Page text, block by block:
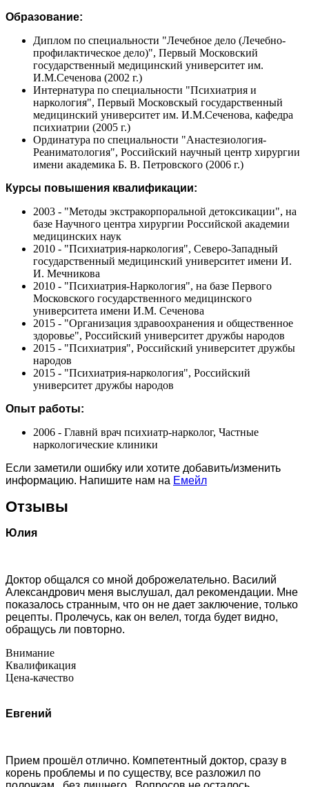
Образование:
Диплом по специальности "Лечебное дело (Лечебно-
профилактическое дело)", Первый Московский
государственный медицинский университет им.
И.М.Сеченова (2002 г.)
Интернатура по специальности "Психиатрия и
наркология", Первый Московскый государственный
медицинский университет им. И.М.Сеченова, кафедра
психиатрии (2005 г.)
Ординатура по специальности "Анастезиология-
Реаниматология", Российский научный центр хирургии
имени академика Б. В. Петровского (2006 г.)
Курсы повышения квалификации:
2003 - "Методы экстракорпоральной детоксикации", на
базе Научного центра хирургии Российской академии
медицинских наук
2010 - "Психиатрия-наркология", Северо-Западный
государственный медицинский университет имени И.
И. Мечникова
2010 - "Психиатрия-Наркология", на базе Первого
Московского государственного медицинского
университета имени И.М. Сеченова
2015 - "Организация здравоохранения и общественное
здоровье", Российский университет дружбы народов
2015 - "Психиатрия", Российский университет дружбы
народов
2015 - "Психиатрия-наркология", Российский
университет дружбы народов
Опыт работы:
2006 - Главнй врач психиатр-нарколог, Частные
наркологические клиники
Если заметили ошибку или хотите добавить/изменить
информацию. Напишите нам на Емейл
Отзывы
Юлия
Доктор общался со мной доброжелательно. Василий
Александрович меня выслушал, дал рекомендации. Мне
показалось странным, что он не дает заключение, только
рецепты. Пролечусь, как он велел, тогда будет видно,
обращусь ли повторно.
Внимание
Квалификация
Цена-качество
Евгений
Прием прошёл отлично. Компетентный доктор, сразу в
корень проблемы и по существу, все разложил по